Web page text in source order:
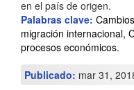
l
a
r
en el país de origen.
Palabras clave:
migración internacional,
procesos económicos.
Publicado: mar 31,